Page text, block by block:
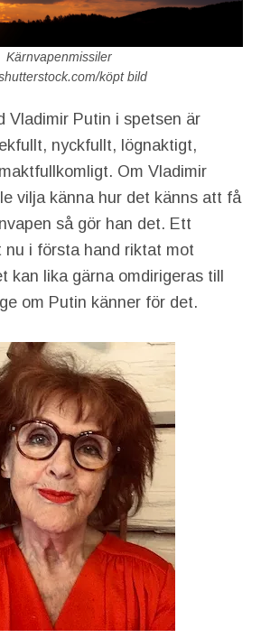
Kärnvapenmissiler
köpt bild
Vladimir Putin i spetsen är
nyckfullt, lögnaktigt,
Om Vladimir
vilja känna hur det känns att få
så gör han det. Ett
nu i första hand riktat mot
kan lika gärna omdirigeras till
om Putin känner för det.